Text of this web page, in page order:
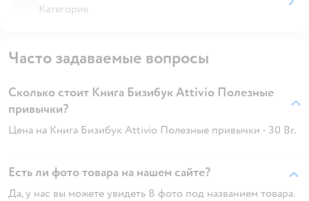
Категория
Часто задаваемые вопросы
Сколько стоит Книга Бизибук Attivio Полезные
привычки?
Цена на Книга Бизибук Attivio Полезные привычки - 30 Br.
Есть ли фото товара на нашем сайте?
Да, у нас вы можете увидеть 8 фото под названием товара.